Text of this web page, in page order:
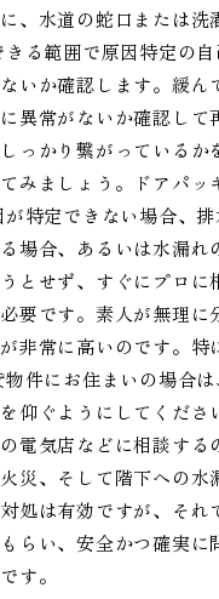
、水道の蛇口または
る範囲で原因特定の
いか確認します。緩
異常がないか確認し
っかり繋がっている
みましょう。ドアパ
特定できない場合、
場合、あるいは水漏
とせず、すぐにプロ
要です。素人が無理
非常に高いのです。
件にお住まいの場合
仰ぐようにしてくだ
電気店などに相談す
災、そして階下への
処は有効ですが、そ
らい、安全かつ確実
す。